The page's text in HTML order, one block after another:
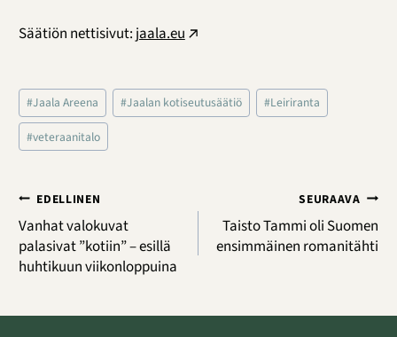
Säätiön nettisivut: jaala.eu
Avainsanat:
#Jaala Areena #Jaalan kotiseutusäätiö #Leiriranta
#veteraanitalo
Artikkelien
selaus
EDELLINEN
Vanhat valokuvat
palasivat ”kotiin” – esillä
huhtikuun viikonloppuina
SEURAAVA
Taisto Tammi oli Suomen
ensimmäinen romanitähti